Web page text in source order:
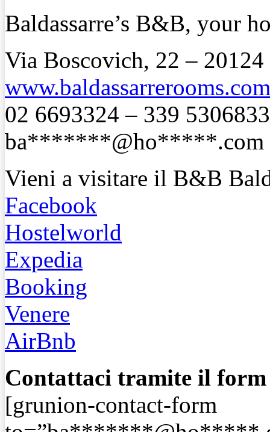
Baldassarre’s B&B, your
Via Boscovich, 22 –
www.baldassarrerooms.com
02 6693324 – 339 5306833
ba*******@ho*****.com
Vieni a visitare il B&B
Facebook
Hostelworld
Expedia
Booking
Venere
AirBnb
Contattaci tramite il form
[grunion-contact-form